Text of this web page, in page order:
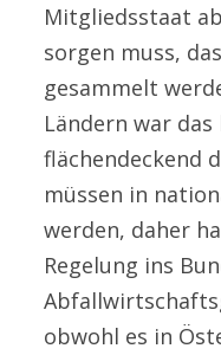
Mitgliedsstaat
sorgen muss,
gesammelt
Ländern war
flächendeckend
müssen in
werden, daher
Regelung ins
obwohl es in